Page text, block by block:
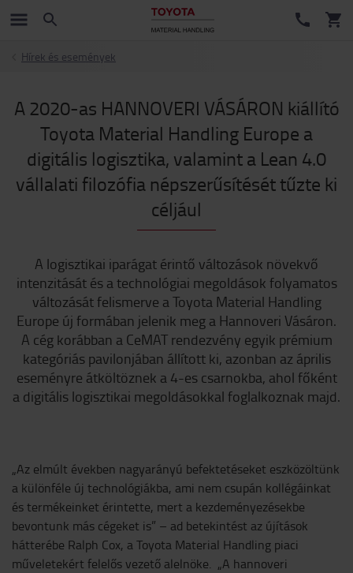
Hírek és események
A 2020-as HANNOVERI VÁSÁRON kiállító
Toyota Material Handling Europe a
digitális logisztika, valamint a Lean 4.0
vállalati filozófia népszerűsítését tűzte ki
céljául
A logisztikai iparágat érintő változások növekvő
intenzitását és a technológiai megoldások folyamatos
változását felismerve a Toyota Material Handling
Europe új formában jelenik meg a Hannoveri Vásáron.
A cég korábban a CeMAT rendezvény egyik prémium
kategóriás pavilonjában állított ki, azonban az április
eseményre átköltöznek a 4-es csarnokba, ahol főként
a digitális logisztikai megoldásokkal foglalkoznak majd.
„Az elmúlt években nagyarányú befektetéseket eszközöltünk
a különféle új technológiákba, ami nem csupán kollégáinkat
és termékeinket érintette, mert a kezdeményezésekbe
bevontunk más cégeket is” – ad betekintést az újítások
hátterébe Ralph Cox, a Toyota Material Handling piaci
műveletekért felelős vezető alelnöke. „A hannoveri